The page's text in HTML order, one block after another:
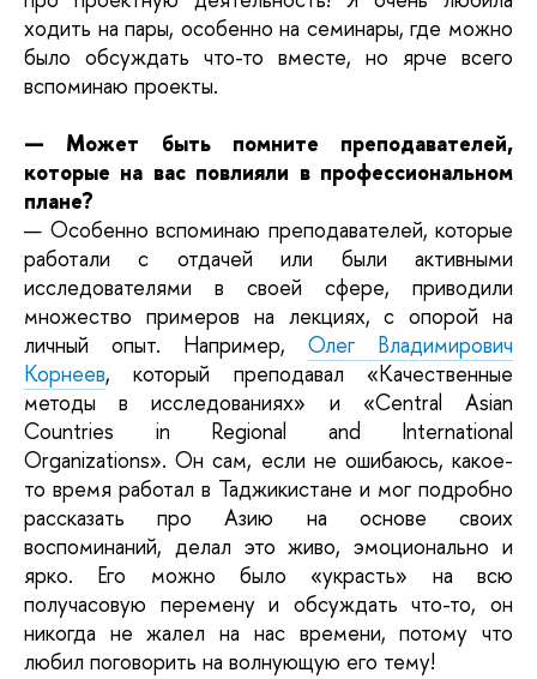
ходить на пары, особенно на семинары, где можно
было обсуждать что-то вместе, но ярче всего
вспоминаю проекты.
— Может быть помните преподавателей,
которые на вас повлияли в профессиональном
плане?
— Особенно вспоминаю преподавателей, которые
работали с отдачей или были активными
исследователями в своей сфере, приводили
множество примеров на лекциях, с опорой на
личный опыт. Например, Олег Владимирович
Корнеев, который преподавал «Качественные
методы в исследованиях» и «Central Asian
Countries in Regional and International
Organizations». Он сам, если не ошибаюсь, какое-
то время работал в Таджикистане и мог подробно
рассказать про Азию на основе своих
воспоминаний, делал это живо, эмоционально и
ярко. Его можно было «украсть» на всю
получасовую перемену и обсуждать что-то, он
никогда не жалел на нас времени, потому что
любил поговорить на волнующую его тему!